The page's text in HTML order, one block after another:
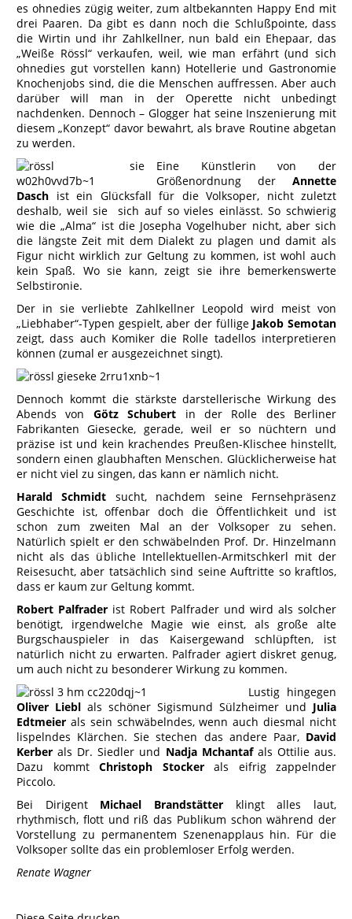
es ohnedies zügig weiter, zum altbekannten Happy End mit
drei Paaren. Da gibt es dann noch die Schlußpointe, dass
die Wirtin und ihr Zahlkellner, nun bald ein Ehepaar, das
„Weiße Rössl“ verkaufen, weil, wie man erfährt (und sich
ohnedies gut vorstellen kann) Hotellerie und Gastronomie
Knochenjobs sind, die die Menschen auffressen. Aber auch
darüber will man in der Operette nicht unbedingt
nachdenken. Dennoch – Glogger hat seine Inszenierung mit
diesem „Konzept“ davor bewahrt, als brave Routine abgetan
zu werden.
Eine Künstlerin von der
Größenordnung der Annette
Dasch ist ein Glücksfall für die Volksoper, nicht zuletzt
deshalb, weil sie sich auf so vieles einlässt. So schwierig
wie die „Alma“ ist die Josepha Vogelhuber nicht, aber sich
die längste Zeit mit dem Dialekt zu plagen und damit als
Figur nicht wirklich zur Geltung zu kommen, ist wohl auch
kein Spaß. Wo sie kann, zeigt sie ihre bemerkenswerte
Selbstironie.
Der in sie verliebte Zahlkellner Leopold wird meist von
„Liebhaber“-Typen gespielt, aber der füllige Jakob Semotan
zeigt, dass auch Komiker die Rolle tadellos interpretieren
können (zumal er ausgezeichnet singt).
Dennoch kommt die stärkste darstellerische Wirkung des
Abends von Götz Schubert in der Rolle des Berliner
Fabrikanten Giesecke, gerade, weil er so nüchtern und
präzise ist und kein krachendes Preußen-Klischee hinstellt,
sondern einen glaubhaften Menschen. Glücklicherweise hat
er nicht viel zu singen, das kann er nämlich nicht.
Harald Schmidt sucht, nachdem seine Fernsehpräsenz
Geschichte ist, offenbar doch die Öffentlichkeit und ist
schon zum zweiten Mal an der Volksoper zu sehen.
Natürlich spielt er den schwäbelnden Prof. Dr. Hinzelmann
nicht als das übliche Intellektuellen-Armitschkerl mit der
Reisesucht, aber tatsächlich sind seine Auftritte so kraftlos,
dass er kaum zur Geltung kommt.
Robert Palfrader ist Robert Palfrader und wird als solcher
benötigt, irgendwelche Magie wie einst, als große alte
Burgschauspieler in das Kaisergewand schlüpften, ist
natürlich nicht zu erwarten. Palfrader agiert diskret genug,
um auch nicht zu besonderer Wirkung zu kommen.
Lustig hingegen
Oliver Liebl als schöner Sigismund Sülzheimer und Julia
Edtmeier als sein schwäbelndes, wenn auch diesmal nicht
lispelndes Klärchen. Sie stechen das andere Paar, David
Kerber als Dr. Siedler und Nadja Mchantafals Ottilie aus.
Dazu kommt Christoph Stockerals eifrig zappelnder
Piccolo.
Bei Dirigent Michael Brandstätter klingt alles laut,
rhythmisch, flott und riß das Publikum schon während der
Vorstellung zu permanentem Szenenapplaus hin. Für die
Volksoper sollte das ein problemloser Erfolg werden.
Renate Wagner